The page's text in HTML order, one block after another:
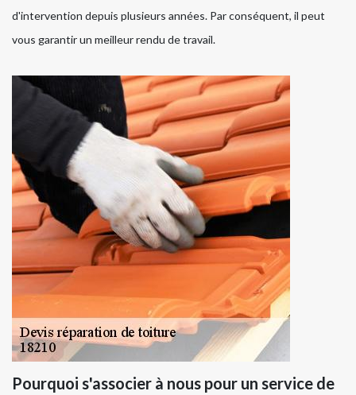
d'intervention depuis plusieurs années. Par conséquent, il peut
vous garantir un meilleur rendu de travail.
Pourquoi s'associer à nous pour un service de